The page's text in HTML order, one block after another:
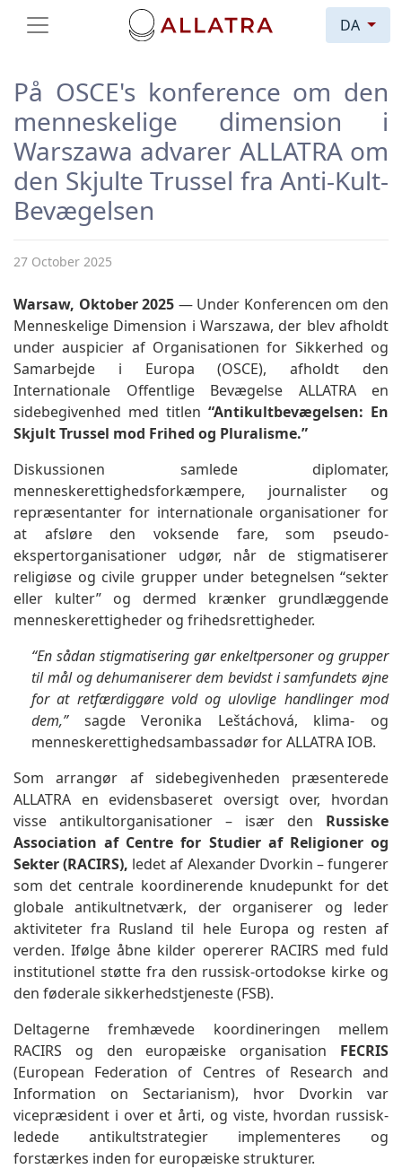
DA
På OSCE's konference om den
menneskelige dimension i
Warszawa advarer ALLATRA om
den Skjulte Trussel fra Anti-Kult-
Bevægelsen
27 October 2025
Warsaw, Oktober 2025 — Under Konferencen om den
Menneskelige Dimension i Warszawa, der blev afholdt
under auspicier af Organisationen for Sikkerhed og
Samarbejde i Europa (OSCE), afholdt den
Internationale Offentlige Bevægelse ALLATRA en
sidebegivenhed med titlen “Antikultbevægelsen: En
Skjult Trussel mod Frihed og Pluralisme.”
Diskussionen samlede diplomater,
menneskerettighedsforkæmpere, journalister og
repræsentanter for internationale organisationer for
at afsløre den voksende fare, som pseudo-
ekspertorganisationer udgør, når de stigmatiserer
religiøse og civile grupper under betegnelsen “sekter
eller kulter” og dermed krænker grundlæggende
menneskerettigheder og frihedsrettigheder.
“En sådan stigmatisering gør enkeltpersoner og grupper
til mål og dehumaniserer dem bevidst i samfundets øjne
for at retfærdiggøre vold og ulovlige handlinger mod
dem,” sagde Veronika Leštáchová, klima- og
menneskerettighedsambassadør for ALLATRA IOB.
Som arrangør af sidebegivenheden præsenterede
ALLATRA en evidensbaseret oversigt over, hvordan
visse antikultorganisationer – især den Russiske
Association af Centre for Studier af Religioner og
Sekter (RACIRS), ledet af Alexander Dvorkin – fungerer
som det centrale koordinerende knudepunkt for det
globale antikultnetværk, der organiserer og leder
aktiviteter fra Rusland til hele Europa og resten af
verden. Ifølge åbne kilder opererer RACIRS med fuld
institutionel støtte fra den russisk-ortodokse kirke og
den føderale sikkerhedstjeneste (FSB).
Deltagerne fremhævede koordineringen mellem
RACIRS og den europæiske organisation FECRIS
(European Federation of Centres of Research and
Information on Sectarianism), hvor Dvorkin var
vicepræsident i over et årti, og viste, hvordan russisk-
ledede antikultstrategier implementeres og
forstærkes inden for europæiske strukturer.